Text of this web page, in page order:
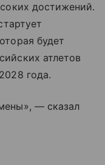
достижений.
будет
атлетов
года.
— сказал